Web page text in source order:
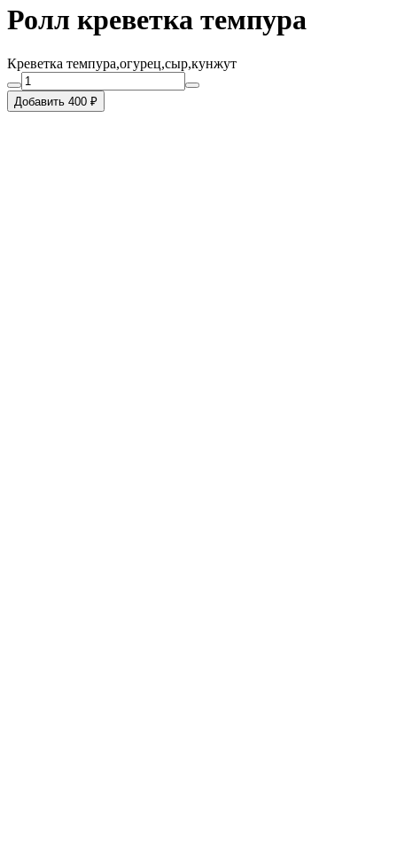
Ролл креветка темпура
Креветка темпура,огурец,сыр,кунжут
Добавить 400 ₽